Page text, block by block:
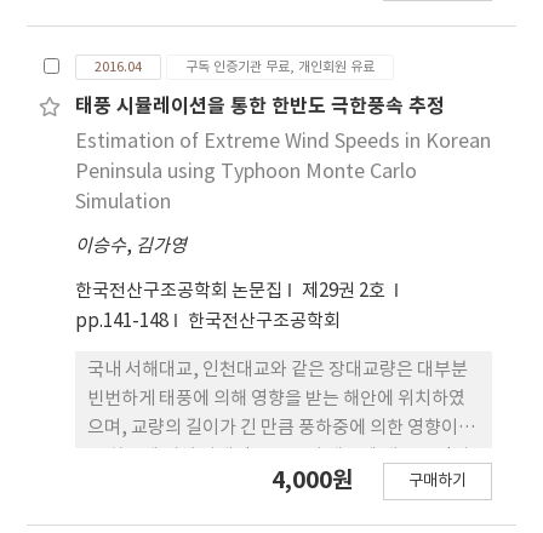
범위 내의 오차를 만족하는 지를 판단한다.
인식되고 있어 본 연구에서는 옥외광고물의 내풍설계
표준을 제시하였다. 이를 위해 풍속에 영향을 주는 옥
외광고물 설치위치의 주변 풍환경이나 높이, 설치위
치 등 풍속과 관련한 요소를 반영하였으며, 건축구조
기준 2015(안)의 기본풍속도와 풍속보정 절차에 의
적 판단이 요구되는 옥외광고물 설치위치 주변의 지
표조도구분 및 지형계수 평가에 대해 정략적으로 적
용할 수 있는 기준을 제시하였다. 또한 비전문가 관점
에서 적용하기 용이하도록 가능한 단순화된 정량화
절차를 제시하였다.
2016.04 구독 인증기관 무료, 개인회원 유료
태풍 시뮬레이션을 통한 한반도 극한풍속 추정
Estimation of Extreme Wind Speeds in Korean
Peninsula using Typhoon Monte Carlo
Simulation
이승수, 김가영
한국전산구조공학회 논문집
제29권 2호
pp.141-148
한국전산구조공학회
국내 서해대교, 인천대교와 같은 장대교량은 대부분
빈번하게 태풍에 의해 영향을 받는 해안에 위치하였
으며, 교량의 길이가 긴 만큼 풍하중에 의한 영향이 다
을 확보하기 위해 정확한 설계풍속을 산정하는 것이
4,000원 구매하기